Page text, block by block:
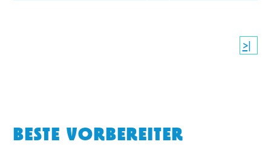
>|
BESTE VORBEREITER